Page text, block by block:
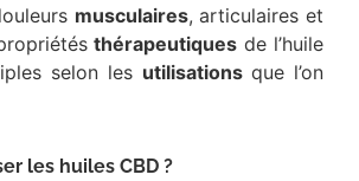
musculaires, articulaires et
thérapeutiques de l’huile
selon les utilisationsque l’on
les huiles CBD ?